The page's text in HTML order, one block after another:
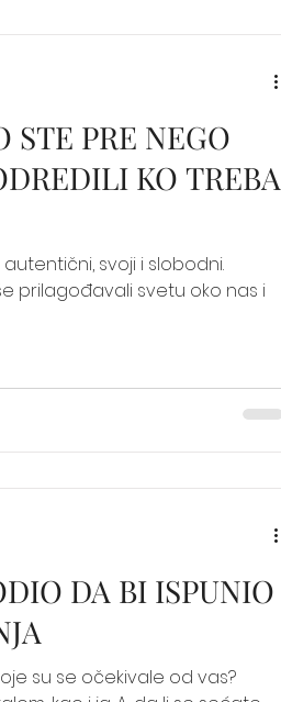
STE PRE NEGO
KO TREBA
svoji i slobodni.
prilagođavali svetu oko nas i
DA BI ISPUNIO
su se očekivale od vas?